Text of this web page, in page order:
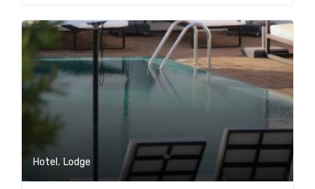
Hotel , Lodge